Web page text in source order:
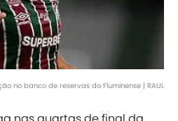
no banco de reservas do Fluminense | RAUL